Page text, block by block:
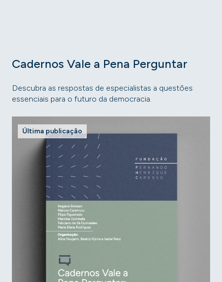
Cadernos Vale a Pena Perguntar
Descubra as respostas de especialistas a questões
essenciais para o futuro da democracia.
Última publicação